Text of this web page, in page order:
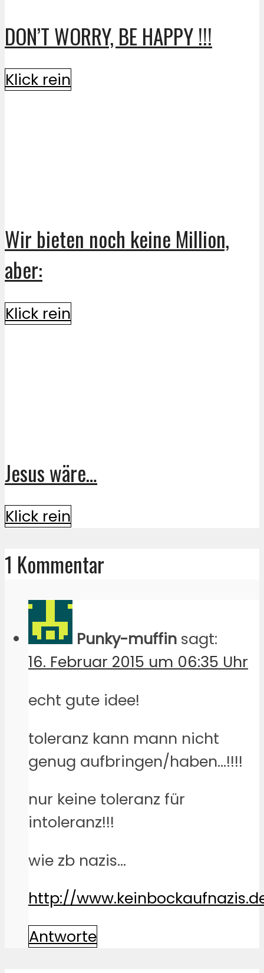
DON’T WORRY, BE HAPPY !!!
Klick rein
Wir bieten noch keine Million,
aber:
Klick rein
Jesus wäre…
Klick rein
1 Kommentar
Punky-muffin sagt:
16. Februar 2015 um 06:35 Uhr
echt gute idee!
toleranz kann mann nicht
genug aufbringen/haben…!!!!
nur keine toleranz für
intoleranz!!!
wie zb nazis…
http://
Antworte